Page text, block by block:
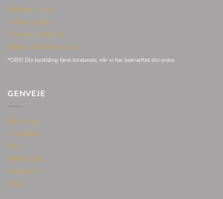
Unikke varer
Vielsesringe
Privatlivspolitik
Handelsbetingelser
*OBS! Din bestilling først bindende, når vi har bekræftet din ordre.
GENVEJE
Øreringe
Smykker
Ure
Halskæde
Gavekort
Blog